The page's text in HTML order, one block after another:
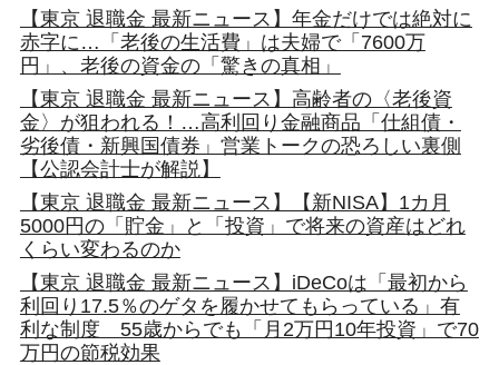
【東京 退職金 最新ニュース】年金だけでは絶対に
赤字に…「老後の生活費」は夫婦で「7600万
円」、老後の資金の「驚きの真相」
【東京 退職金 最新ニュース】高齢者の〈老後資
金〉が狙われる！…高利回り金融商品「仕組債・
劣後債・新興国債券」営業トークの恐ろしい裏側
【公認会計士が解説】
【東京 退職金 最新ニュース】【新NISA】1カ月
5000円の「貯金」と「投資」で将来の資産はどれ
くらい変わるのか
【東京 退職金 最新ニュース】iDeCoは「最初から
利回り17.5％のゲタを履かせてもらっている」有
利な制度 55歳からでも「月2万円10年投資」で70
万円の節税効果